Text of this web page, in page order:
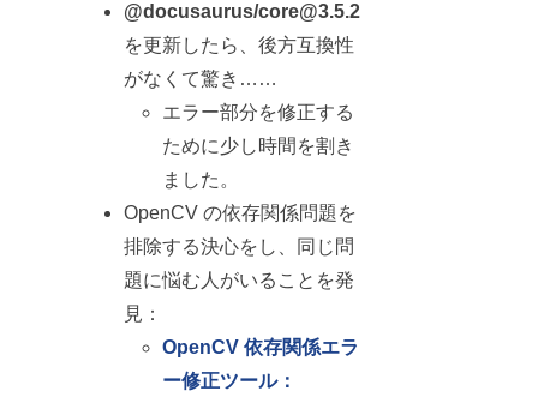
@docusaurus/core@3.5.2
を更新したら、後方互換性
がなくて驚き……
エラー部分を修正する
ために少し時間を割き
ました。
OpenCV の依存関係問題を
排除する決心をし、同じ問
題に悩む人がいることを発
見：
OpenCV 依存関係エラ
ー修正ツール：